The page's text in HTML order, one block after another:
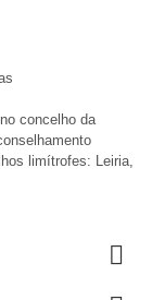
concelho da
limítrofes: Leiria,
